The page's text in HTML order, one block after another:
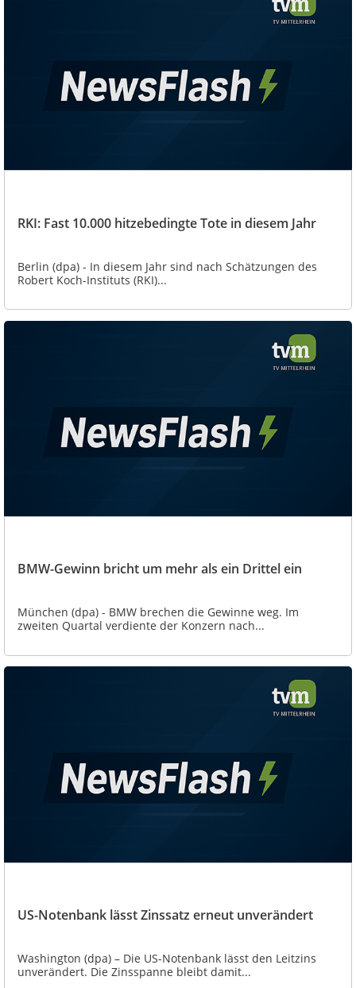
RKI: Fast 10.000 hitzebedingte Tote in diesem Jahr
Berlin (dpa) - In diesem Jahr sind nach Schätzungen des
Robert Koch-Instituts (RKI)...
BMW-Gewinn bricht um mehr als ein Drittel ein
München (dpa) - BMW brechen die Gewinne weg. Im
zweiten Quartal verdiente der Konzern nach...
US-Notenbank lässt Zinssatz erneut unverändert
Washington (dpa) – Die US-Notenbank lässt den Leitzins
unverändert. Die Zinsspanne bleibt damit...